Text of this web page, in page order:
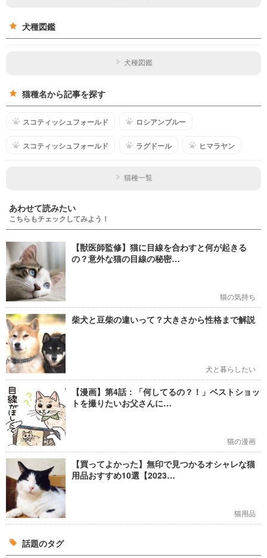
犬種図鑑
犬種図鑑
猫種名から記事を探す
スコティッシュフォールド ロシアンブルー
スコティッシュフォールド ラグドール ヒマラヤン
猫種一覧
あわせて読みたい
こちらもチェックしてみよう！
【獣医師監修】猫に目線を合わすと何が起きる
の？意外な猫の目線の秘密…
猫の気持ち
柴犬と豆柴の違いって？大きさから性格まで解説
犬と暮らしたい
【漫画】第4話：「何してるの？！」ベストショッ
トを撮りたいお父さんに…
猫の漫画
【買ってよかった】無印で見つかるオシャレな猫
用品おすすめ10選【2023…
猫用品
話題のタグ